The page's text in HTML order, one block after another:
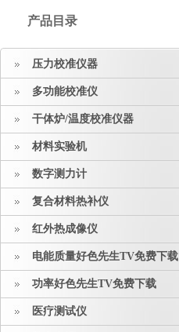
产品目录
压力校准仪器
多功能校准仪
干体炉/温度校准仪器
材料实验机
数字测力计
复合材料热补仪
红外热成像仪
电能质量好色先生TV免费下载
功率好色先生TV免费下载
医疗测试仪